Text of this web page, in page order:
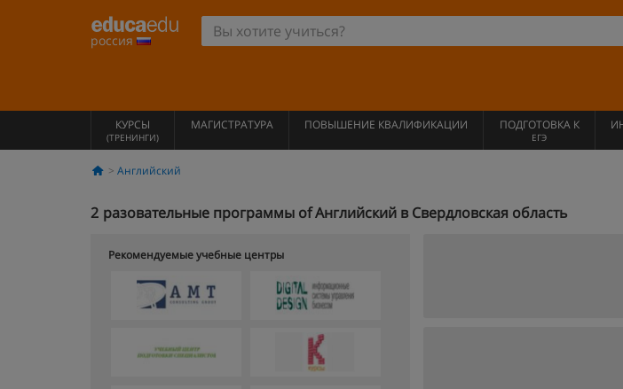
россия
КУРСЫ
(ТРЕНИНГИ)
МАГИСТРАТУРА ПОВЫШЕНИЕ КВАЛИФИКАЦИИ ПОДГОТОВКА К
ЕГЭ
Английский
2 разовательные программы of Английский в Свердловская область
Рекомендуемые учебные центры